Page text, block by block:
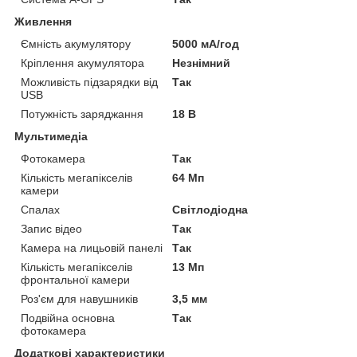
Живлення
Ємність акумулятору
5000 мА/год
Кріплення акумулятора
Незнімний
Можливість підзарядки від
USB
Так
Потужність заряджання
18 В
Мультимедіа
Фотокамера
Так
Кількість мегапікселів
камери
64 Мп
Спалах
Світлодіодна
Запис відео
Так
Камера на лицьовій панелі
Так
Кількість мегапікселів
фронтальної камери
13 Мп
Роз'єм для навушників
3,5 мм
Подвійна основна
фотокамера
Так
Додаткові характеристики